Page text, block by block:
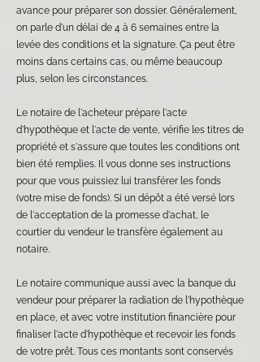
avance pour préparer son dossier. Généralement,
on parle d'un délai de 4 à 6 semaines entre la
levée des conditions et la signature. Ça peut être
moins dans certains cas, ou même beaucoup
plus, selon les circonstances.
Le notaire de l'acheteur prépare l'acte
d'hypothèque et l'acte de vente, vérifie les titres de
propriété et s'assure que toutes les conditions ont
bien été remplies. Il vous donne ses instructions
pour que vous puissiez lui transférer les fonds
(votre mise de fonds). Si un dépôt a été versé lors
de l'acceptation de la promesse d'achat, le
courtier du vendeur le transfère également au
notaire.
Le notaire communique aussi avec la banque du
vendeur pour préparer la radiation de l'hypothèque
en place, et avec votre institution financière pour
finaliser l'acte d'hypothèque et recevoir les fonds
de votre prêt. Tous ces montants sont conservés